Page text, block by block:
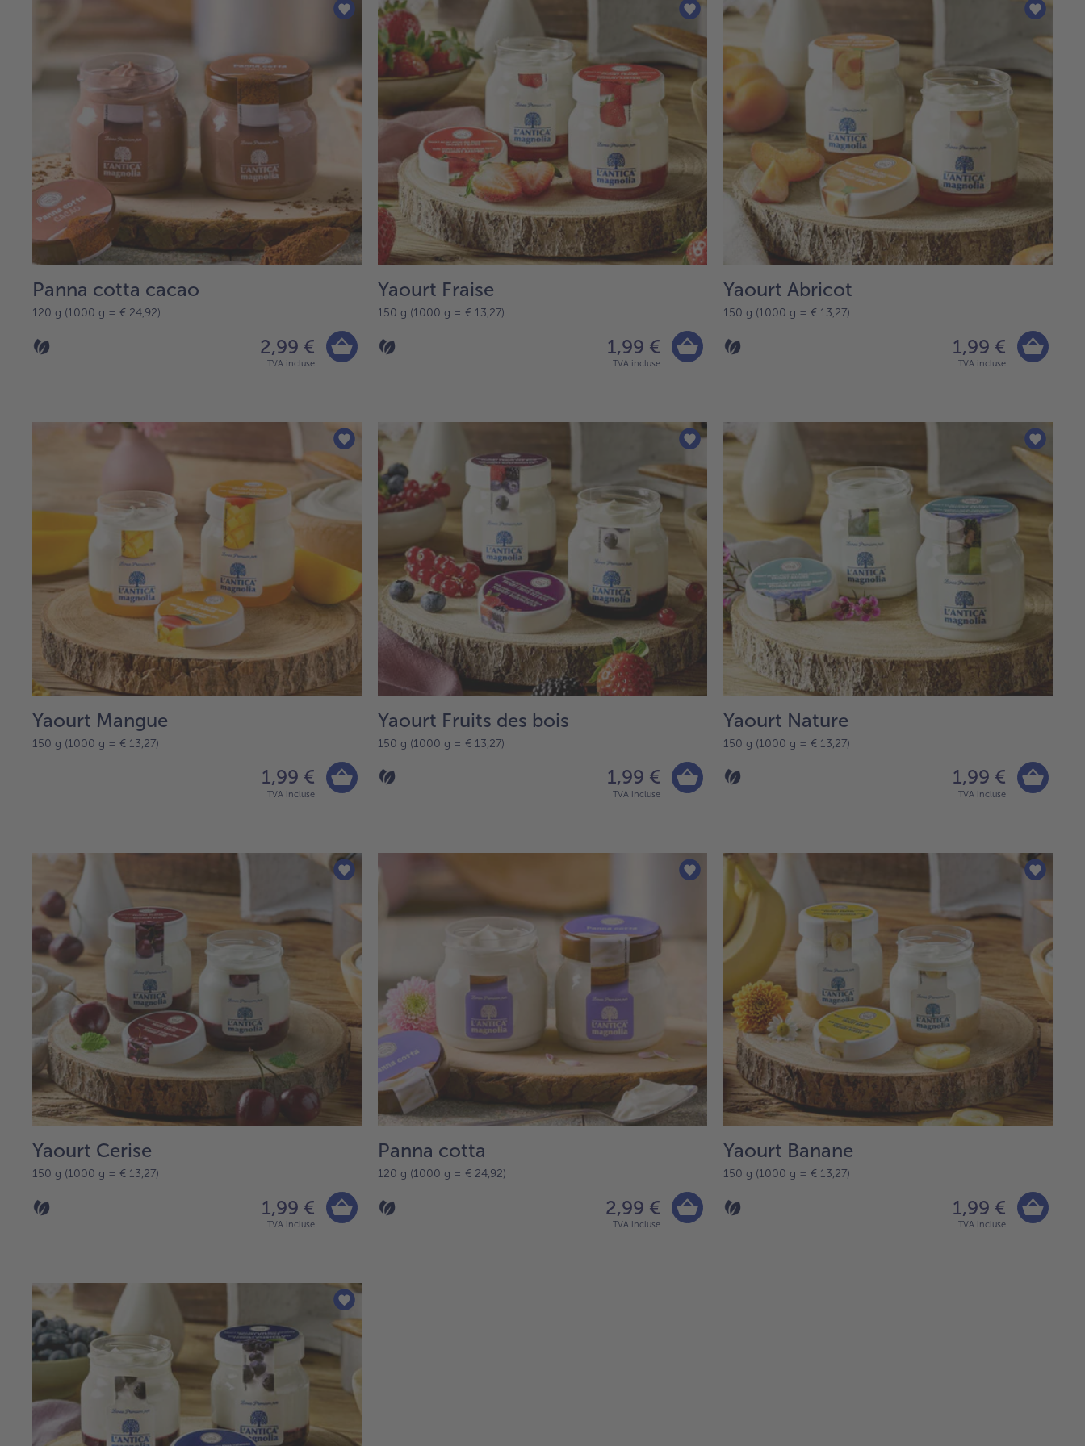
liste.
Panna cotta cacao
120 g (1000 g = € 24,92)
2,99 €
TVA incluse
Yaourt Fraise
150 g (1000 g = € 13,27)
1,99 €
TVA incluse
Yaourt Abricot
150 g (1000 g = € 13,27)
1,99 €
TVA incluse
Yaourt Mangue
150 g (1000 g = € 13,27)
1,99 €
TVA incluse
Yaourt Fruits des bois
150 g (1000 g = € 13,27)
1,99 €
TVA incluse
Yaourt Nature
150 g (1000 g = € 13,27)
1,99 €
TVA incluse
Yaourt Cerise
150 g (1000 g = € 13,27)
1,99 €
TVA incluse
Panna cotta
120 g (1000 g = € 24,92)
2,99 €
TVA incluse
Yaourt Banane
150 g (1000 g = € 13,27)
1,99 €
TVA incluse